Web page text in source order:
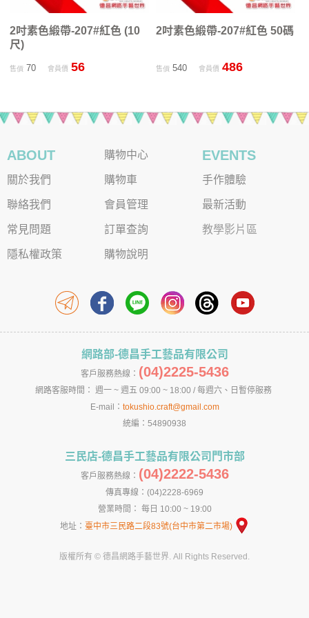
2吋素色緞帶-207#紅色 (10
尺)
售價70 會員價 56
2吋素色緞帶-207#紅色 50碼
售價 540 會員價 486
ABOUT
關於我們
聯絡我們
常見問題
隱私權政策
購物中心
購物車
會員管理
訂單查詢
購物說明
EVENTS
手作體驗
最新活動
教學影片區
網路部-德昌手工藝品有限公司
客戶服務熱線： (04)2225-5436
網路客服時間： 週一 ~ 週五 09:00 ~ 18:00 / 每週六、日暫停服務
E-mail： tokushio.craft@gmail.com
統編：54890938
三民店-德昌手工藝品有限公司門市部
客戶服務熱線： (04)2222-5436
傳真專線：(04)2228-6969
營業時間： 每日 10:00 ~ 19:00
地址： 臺中市三民路二段83號(台中市第二市場)
版權所有 © 德昌網路手藝世界. All Rights Reserved.